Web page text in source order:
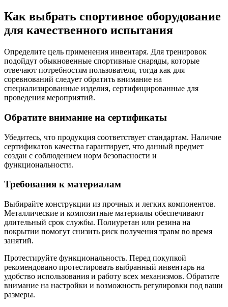
Как выбрать спортивное оборудование
для качественного испытания
Определите цель применения инвентаря. Для тренировок
подойдут обыкновенные спортивные снаряды, которые
отвечают потребностям пользователя, тогда как для
соревнований следует обратить внимание на
специализированные изделия, сертифицированные для
проведения мероприятий.
Обратите внимание на сертификаты
Убедитесь, что продукция соответствует стандартам. Наличие
сертификатов качества гарантирует, что данный предмет
создан с соблюдением норм безопасности и
функциональности.
Требования к материалам
Выбирайте конструкции из прочных и легких компонентов.
Металлические и композитные материалы обеспечивают
длительный срок службы. Полиуретан или резина на
покрытии помогут снизить риск получения травм во время
занятий.
Протестируйте функциональность. Перед покупкой
рекомендовано протестировать выбранный инвентарь на
удобство использования и работу всех механизмов. Обратите
внимание на настройки и возможность регулировки под ваши
размеры.